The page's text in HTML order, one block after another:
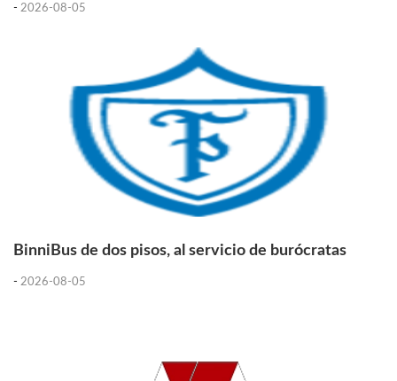
- 2026-08-05
BinniBus de dos pisos, al servicio de burócratas
- 2026-08-05